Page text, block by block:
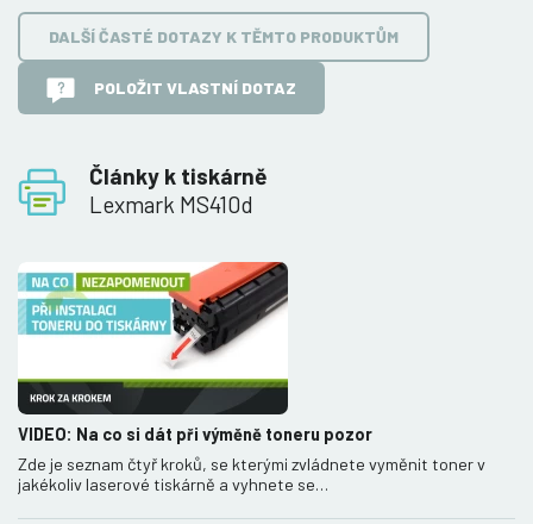
Články k tiskárně
Lexmark MS410d
DALŠÍ ČASTÉ DOTAZY K TĚMTO PRODUKTŮM
POLOŽIT VLASTNÍ DOTAZ
VIDEO: Na co si dát při výměně toneru pozor
Zde je seznam čtyř kroků, se kterými zvládnete vyměnit toner v
jakékoliv laserové tiskárně a vyhnete se…